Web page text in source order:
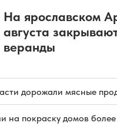
На ярославском
августа
веранды
дорожали мясные
на покраску домов более